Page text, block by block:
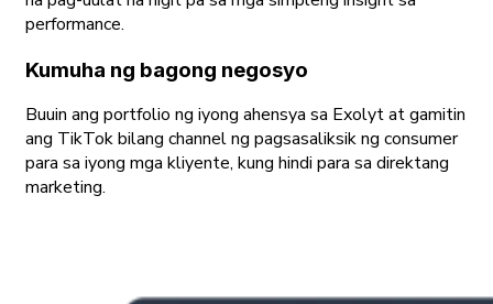
performance.
Kumuha ng bagong negosyo
Buuin ang portfolio ng iyong ahensya sa Exolyt at gamitin
ang TikTok bilang channel ng pagsasaliksik ng consumer
para sa iyong mga kliyente, kung hindi para sa direktang
marketing.